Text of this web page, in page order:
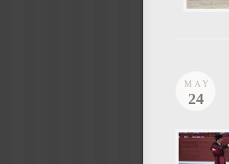
MAY
24